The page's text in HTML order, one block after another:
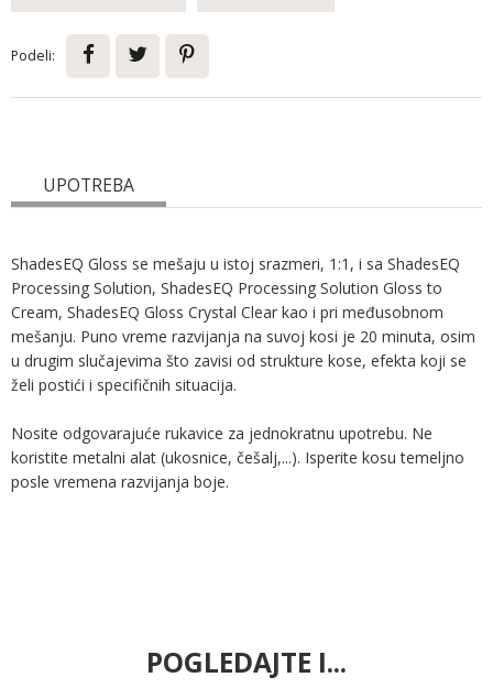
Podeli:
UPOTREBA
ShadesEQ Gloss se mešaju u istoj srazmeri, 1:1, i sa ShadesEQ
Processing Solution, ShadesEQ Processing Solution Gloss to
Cream, ShadesEQ Gloss Crystal Clear kao i pri međusobnom
mešanju. Puno vreme razvijanja na suvoj kosi je 20 minuta, osim
u drugim slučajevima što zavisi od strukture kose, efekta koji se
želi postići i specifičnih situacija.
Nosite odgovarajuće rukavice za jednokratnu upotrebu. Ne
koristite metalni alat (ukosnice, češalj,...). Isperite kosu temeljno
posle vremena razvijanja boje.
POGLEDAJTE I...